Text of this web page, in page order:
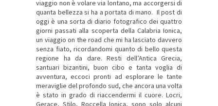
viaggio non è volare via lontano, ma accorgersi di
quanta bellezza si ha a portata di mano. Il post di
oggi è una sorta di diario fotografico dei quattro
giorni passati alla scoperta della Calabria Ionica,
un viaggio on the road che mi ha lasciato davvero
senza fiato, ricordandomi quanto di bello questa
regione ha da dare. Resti dell’Antica Grecia,
santuari bizantini, buon cibo e tanta voglia di
avventura, eccoci pronti ad esplorare le tante
meraviglie del profondo sud, che ancora una volta
è stato in grado di riaccendermi il cuore. Locri,
Gerace, Stilo, Roccella Ionica, sono solo alcuni